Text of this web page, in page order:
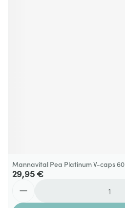
Mannavital Pea Platinum V-caps 60
29,95 €